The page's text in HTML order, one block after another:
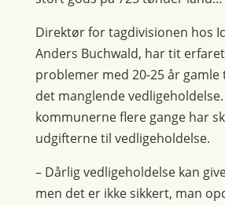
Direktør for tagdivisionen hos
Anders Buchwald, har tit
problemer med 20-25 år gamle
det manglende
kommunerne flere gange har
udgifterne til vedligeholdelse.
– Dårlig vedligeholdelse kan
men det er ikke sikkert, man